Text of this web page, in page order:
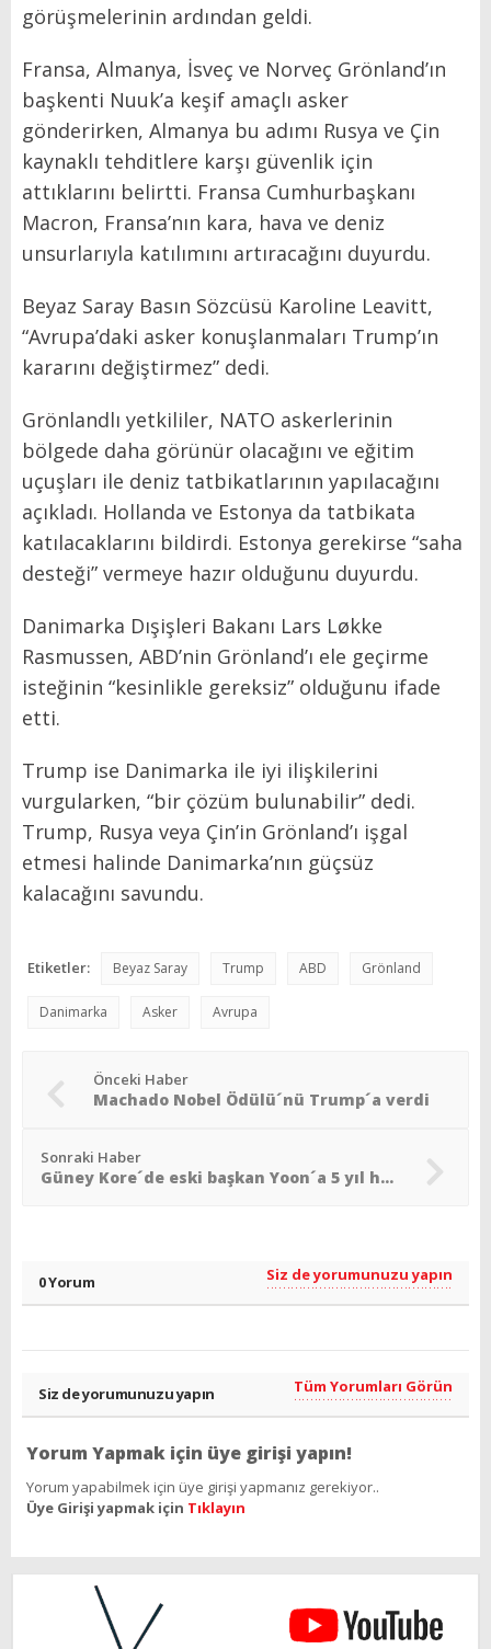
görüşmelerinin ardından geldi.
Fransa, Almanya, İsveç ve Norveç Grönland’ın
başkenti Nuuk’a keşif amaçlı asker
gönderirken, Almanya bu adımı Rusya ve Çin
kaynaklı tehditlere karşı güvenlik için
attıklarını belirtti. Fransa Cumhurbaşkanı
Macron, Fransa’nın kara, hava ve deniz
unsurlarıyla katılımını artıracağını duyurdu.
Beyaz Saray Basın Sözcüsü Karoline Leavitt,
“Avrupa’daki asker konuşlanmaları Trump’ın
kararını değiştirmez” dedi.
Grönlandlı yetkililer, NATO askerlerinin
bölgede daha görünür olacağını ve eğitim
uçuşları ile deniz tatbikatlarının yapılacağını
açıkladı. Hollanda ve Estonya da tatbikata
katılacaklarını bildirdi. Estonya gerekirse “saha
desteği” vermeye hazır olduğunu duyurdu.
Danimarka Dışişleri Bakanı Lars Løkke
Rasmussen, ABD’nin Grönland’ı ele geçirme
isteğinin “kesinlikle gereksiz” olduğunu ifade
etti.
Trump ise Danimarka ile iyi ilişkilerini
vurgularken, “bir çözüm bulunabilir” dedi.
Trump, Rusya veya Çin’in Grönland’ı işgal
etmesi halinde Danimarka’nın güçsüz
kalacağını savundu.
Etiketler: Beyaz Saray Trump ABD Grönland
Danimarka Asker Avrupa
Önceki Haber
Machado Nobel Ödülü´nü Trump´a verdi
Sonraki Haber
Güney Kore´de eski başkan Yoon´a 5 yıl hapis
0 Yorum Siz de yorumunuzu yapın
Siz de yorumunuzu yapın Tüm Yorumları Görün
Yorum Yapmak için üye girişi yapın!
Yorum yapabilmek için üye girişi yapmanız gerekiyor..
Üye Girişi yapmak için Tıklayın